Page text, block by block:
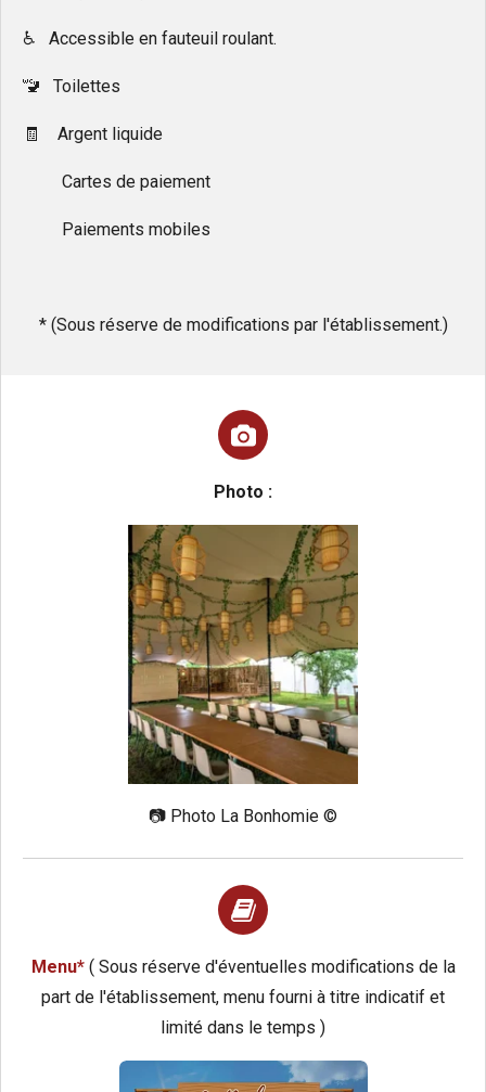
♿️ Accessible en fauteuil roulant.
🚾 Toilettes
🧾 Argent liquide
Cartes de paiement
Paiements mobiles
* (Sous réserve de modifications par l'établissement.)
Photo :
📷 Photo La Bonhomie ©️
Menu* ( Sous réserve d'éventuelles modifications de la
part de l'établissement, menu fourni à titre indicatif et
limité dans le temps )